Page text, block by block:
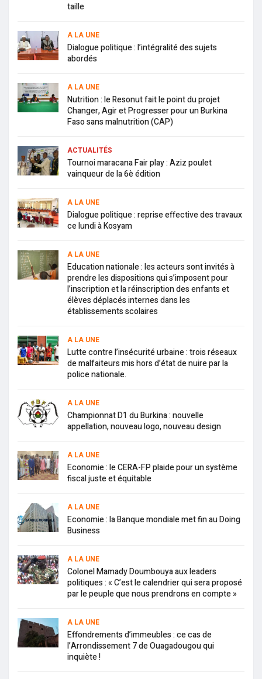
taille
A LA UNE
Dialogue politique : l’intégralité des sujets
abordés
A LA UNE
Nutrition : le Resonut fait le point du projet
Changer, Agir et Progresser pour un Burkina
Faso sans malnutrition (CAP)
ACTUALITÉS
Tournoi maracana Fair play : Aziz poulet
vainqueur de la 6è édition
A LA UNE
Dialogue politique : reprise effective des travaux
ce lundi à Kosyam
A LA UNE
Education nationale : les acteurs sont invités à
prendre les dispositions qui s’imposent pour
l’inscription et la réinscription des enfants et
élèves déplacés internes dans les
établissements scolaires
A LA UNE
Lutte contre l’insécurité urbaine : trois réseaux
de malfaiteurs mis hors d’état de nuire par la
police nationale.
A LA UNE
Championnat D1 du Burkina : nouvelle
appellation, nouveau logo, nouveau design
A LA UNE
Economie : le CERA-FP plaide pour un système
fiscal juste et équitable
A LA UNE
Economie : la Banque mondiale met fin au Doing
Business
A LA UNE
Colonel Mamady Doumbouya aux leaders
politiques : « C’est le calendrier qui sera proposé
par le peuple que nous prendrons en compte »
A LA UNE
Effondrements d’immeubles : ce cas de
l’Arrondissement 7 de Ouagadougou qui
inquiète !